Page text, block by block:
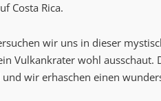
Costa Rica.
wir uns in dieser
Vulkankrater wohl
wir erhaschen einen